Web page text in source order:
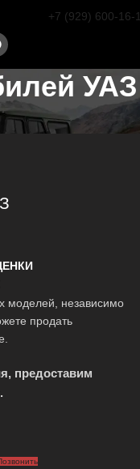
+7 (929) 600-16-
УАЗ
моделей, независимо
продать
предоставим